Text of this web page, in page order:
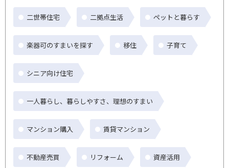
二世帯住宅 二拠点生活 ペットと暮らす
楽器可のすまいを探す 移住 子育て
シニア向け住宅
一人暮らし、暮らしやすさ、理想のすまい
マンション購入 賃貸マンション
不動産売買 リフォーム 資産活用